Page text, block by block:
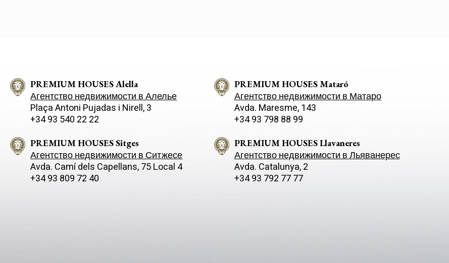
PREMIUM HOUSES Alella
Агентство недвижимости в Алелье
Plaça Antoni Pujadas i Nirell, 3
+34 93 540 22 22
PREMIUM HOUSES Mataró
Агентство недвижимости в Матаро
Avda. Maresme, 143
+34 93 798 88 99
PREMIUM HOUSES Sitges
Агентство недвижимости в Ситжесе
Avda. Camí­ dels Capellans, 75 Local 4
+34 93 809 72 40
PREMIUM HOUSES Llavaneres
Агентство недвижимости в Льяванерес
Avda. Catalunya, 2
+34 93 792 77 77